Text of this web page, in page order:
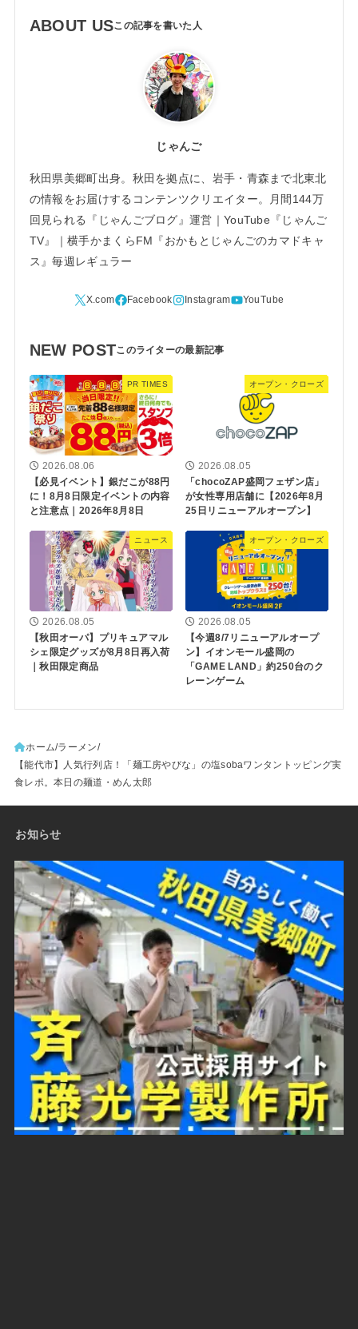
ABOUT US
じゃんご
秋田県美郷町出身。秋田を拠点に、岩手・青森まで北東北
の情報をお届けするコンテンツクリエイター。月間144万
回見られる『じゃんごブログ』運営｜YouTube『じゃんご
TV』｜横手かまくらFM『おかもとじゃんごのカマドキャ
ス』毎週レギュラー
NEW POST
PR TIMES
2026.08.06
【必見イベント】銀だこが88円
に！8月8日限定イベントの内容
と注意点｜2026年8月8日
オープン・クローズ
2026.08.05
「chocoZAP盛岡フェザン店」
が女性専用店舗に【2026年8月
25日リニューアルオープン】
ニュース
2026.08.05
【秋田オーパ】プリキュアマル
シェ限定グッズが8月8日再入荷
｜秋田限定商品
オープン・クローズ
2026.08.05
【今週8/7リニューアルオープ
ン】イオンモール盛岡の
「GAME LAND」約250台のク
レーンゲーム
ホーム ラーメン
【能代市】人気行列店！「麺工房やびな」の塩sobaワンタントッピング実
食レポ。本日の麺道・めん太郎
お知らせ